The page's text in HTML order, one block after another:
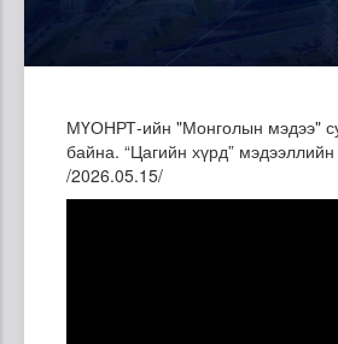
МҮОНРТ-ийн "Монголын мэдээ"
байна. “Цагийн хүрд”
/2026.05.15/